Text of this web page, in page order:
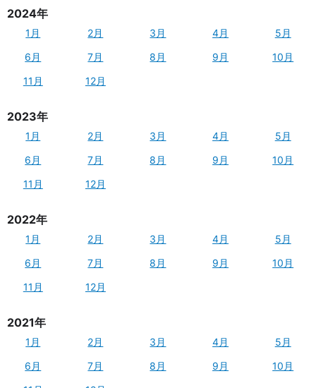
2024年
1月 2月 3月 4月
5月
6月
7月 8月 9月
10月
11月
12月
2023年
1月 2月 3月 4月
5月
6月
7月 8月 9月
10月
11月
12月
2022年
1月 2月 3月 4月
5月
6月
7月 8月 9月
10月
11月
12月
2021年
1月 2月 3月 4月
5月
6月
7月 8月 9月
10月